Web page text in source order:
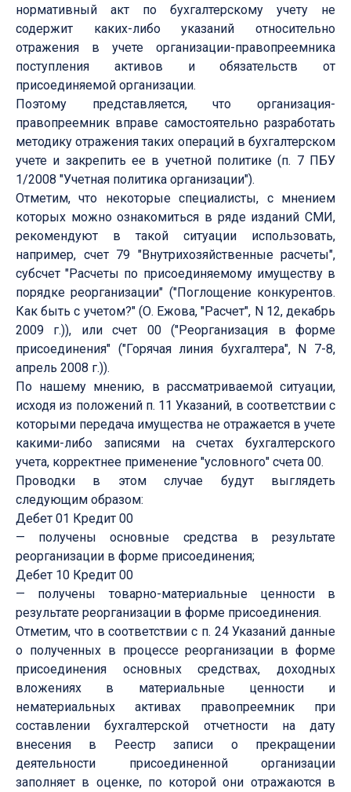
нормативный акт по бухгалтерскому учету не
содержит каких-либо указаний относительно
отражения в учете организации-правопреемника
поступления активов и обязательств от
присоединяемой организации.
Поэтому представляется, что организация-
правопреемник вправе самостоятельно разработать
методику отражения таких операций в бухгалтерском
учете и закрепить ее в учетной политике (п. 7 ПБУ
1/2008 "Учетная политика организации").
Отметим, что некоторые специалисты, с мнением
которых можно ознакомиться в ряде изданий СМИ,
рекомендуют в такой ситуации использовать,
например, счет 79 "Внутрихозяйственные расчеты",
субсчет "Расчеты по присоединяемому имуществу в
порядке реорганизации" ("Поглощение конкурентов.
Как быть с учетом?" (О. Ежова, "Расчет", N 12, декабрь
2009 г.)), или счет 00 ("Реорганизация в форме
присоединения" ("Горячая линия бухгалтера", N 7-8,
апрель 2008 г.)).
По нашему мнению, в рассматриваемой ситуации,
исходя из положений п. 11 Указаний, в соответствии с
которыми передача имущества не отражается в учете
какими-либо записями на счетах бухгалтерского
учета, корректнее применение "условного" счета 00.
Проводки в этом случае будут выглядеть
следующим образом:
Дебет 01 Кредит 00
— получены основные средства в результате
реорганизации в форме присоединения;
Дебет 10 Кредит 00
— получены товарно-материальные ценности в
результате реорганизации в форме присоединения.
Отметим, что в соответствии с п. 24 Указаний данные
о полученных в процессе реорганизации в форме
присоединения основных средствах, доходных
вложениях в материальные ценности и
нематериальных активах правопреемник при
составлении бухгалтерской отчетности на дату
внесения в Реестр записи о прекращении
деятельности присоединенной организации
заполняет в оценке, по которой они отражаются в